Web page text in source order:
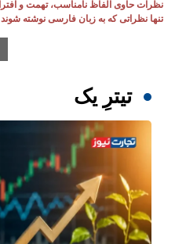
نظرات حاوی الفاظ نامناسب، تهمت و
تنها نظراتی که به زبان فارسی نوشته
تیترِ یک